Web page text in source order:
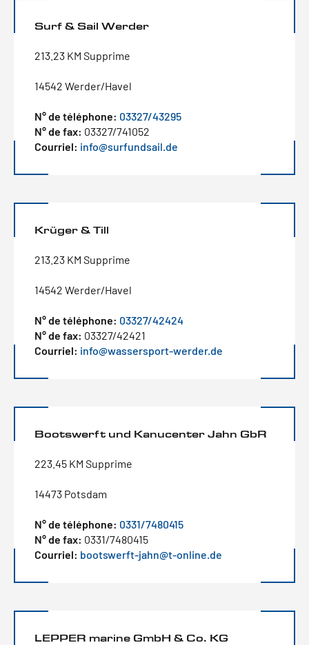
Surf & Sail Werder
213.23 KM Supprime
14542 Werder/Havel
N° de téléphone: 03327/43295
N° de fax: 03327/741052
Courriel: info@surfundsail.de
Krüger & Till
213.23 KM Supprime
14542 Werder/Havel
N° de téléphone: 03327/42424
N° de fax: 03327/42421
Courriel: info@wassersport-werder.de
Bootswerft und Kanucenter Jahn GbR
223.45 KM Supprime
14473 Potsdam
N° de téléphone: 0331/7480415
N° de fax: 0331/7480415
Courriel: bootswerft-jahn@t-online.de
LEPPER marine GmbH & Co. KG